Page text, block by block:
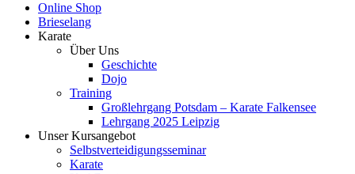
Online Shop
Brieselang
Karate
Über Uns
Geschichte
Dojo
Training
Großlehrgang Potsdam – Karate Falkensee
Lehrgang 2025 Leipzig
Unser Kursangebot
Selbstverteidigungsseminar
Karate